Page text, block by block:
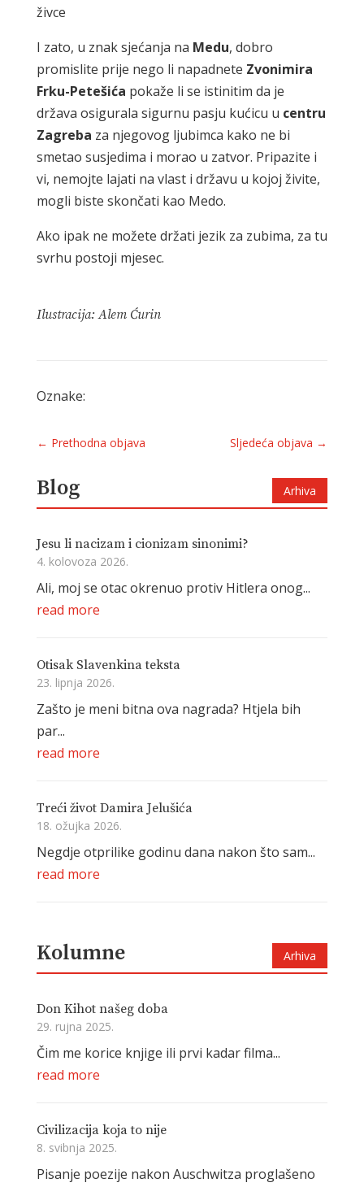
živce
I zato, u znak sjećanja na Medu, dobro
promislite prije nego li napadnete Zvonimira
Frku-Petešića pokaže li se istinitim da je
država osigurala sigurnu pasju kućicu u centru
Zagreba za njegovog ljubimca kako ne bi
smetao susjedima i morao u zatvor. Pripazite i
vi, nemojte lajati na vlast i državu u kojoj živite,
mogli biste skončati kao Medo.
Ako ipak ne možete držati jezik za zubima, za tu
svrhu postoji mjesec.
Ilustracija: Alem Ćurin
Oznake:
← Prethodna objava Sljedeća objava →
Blog Arhiva
Jesu li nacizam i cionizam sinonimi?
4. kolovoza 2026.
Ali, moj se otac okrenuo protiv Hitlera onog...
read more
Otisak Slavenkina teksta
23. lipnja 2026.
Zašto je meni bitna ova nagrada? Htjela bih
par...
read more
Treći život Damira Jelušića
18. ožujka 2026.
Negdje otprilike godinu dana nakon što sam...
read more
Kolumne Arhiva
Don Kihot našeg doba
29. rujna 2025.
Čim me korice knjige ili prvi kadar filma...
read more
Civilizacija koja to nije
8. svibnja 2025.
Pisanje poezije nakon Auschwitza proglašeno